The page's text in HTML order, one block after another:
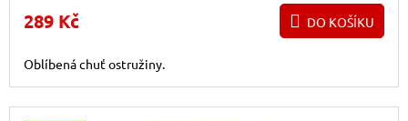
289 Kč DO KOŠÍKU
Oblíbená chuť ostružiny.